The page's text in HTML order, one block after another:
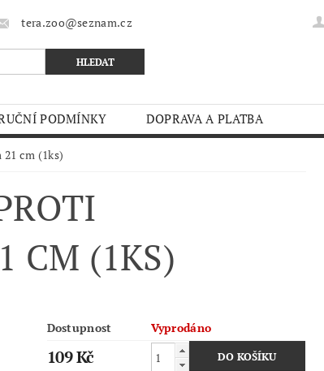
tera.zoo@seznam.cz
PODMÍNKY
DOPRAVA A PLATBA
cm (1ks)
CM (1KS)
Dostupnost Vyprodáno
109 Kč